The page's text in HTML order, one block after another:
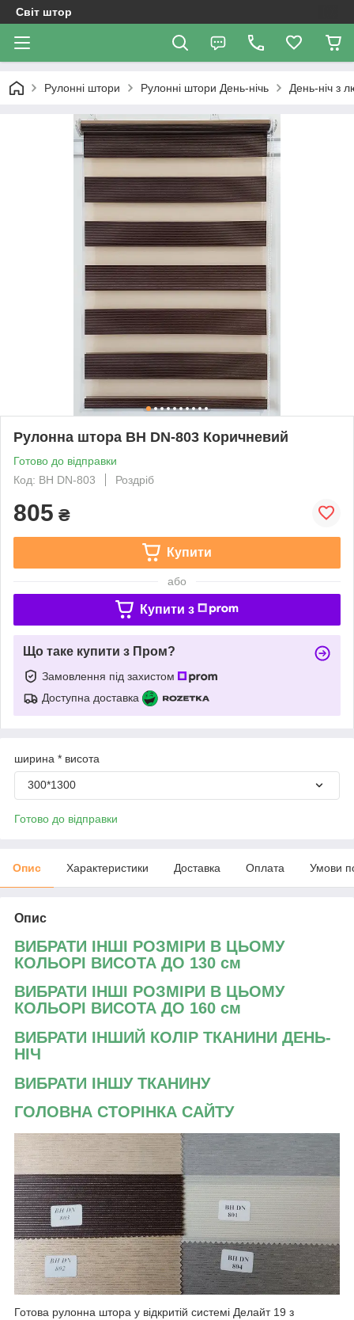
Світ штор
Рулонні штори Рулоннi штори День-нiчь День-ніч з
Рулонна штора ВН DN-803 Коричневий
Готово до відправки
Код: ВН DN-803
Роздріб
805 ₴
Купити
або
Купити з
Що таке купити з Пром?
Замовлення під захистом
Доступна доставка
ширина * висота
300*1300
Готово до відправки
Опис Характеристики Доставка Оплата Умови
Опис
ВИБРАТИ ІНШІ РОЗМІРИ В ЦЬОМУ
КОЛЬОРІ ВИСОТА ДО 130 см
ВИБРАТИ ІНШІ РОЗМІРИ В ЦЬОМУ
КОЛЬОРІ ВИСОТА ДО 160 см
ВИБРАТИ ІНШИЙ КОЛІР ТКАНИНИ ДЕНЬ-
НІЧ
ВИБРАТИ ІНШУ ТКАНИНУ
ГОЛОВНА СТОРІНКА САЙТУ
Готова рулонна штора у відкритій системі Делайт 19 з